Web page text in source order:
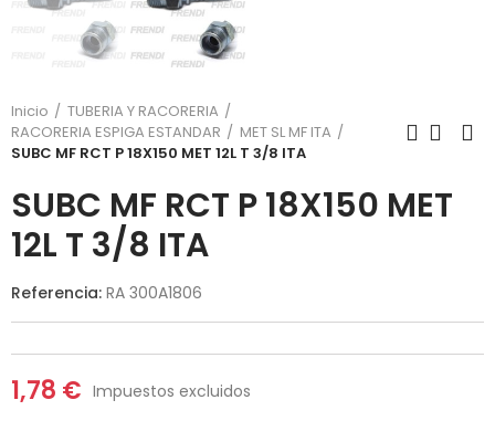
Inicio
TUBERIA Y RACORERIA
RACORERIA ESPIGA ESTANDAR
MET SL MF ITA
SUBC MF RCT P 18X150 MET 12L T 3/8 ITA
SUBC MF RCT P 18X150 MET
12L T 3/8 ITA
Referencia: RA 300A1806
1,78 € Impuestos excluidos